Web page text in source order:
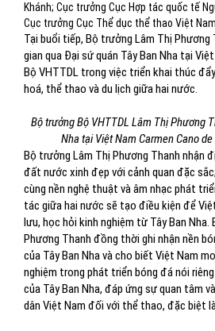
Khánh; Cục trưởng Cục Hợp tác quốc tế
Cục trưởng Cục Thể dục thể thao Việt Nam
Tại buổi tiếp, Bộ trưởng Lâm Thị
gian qua Đại sứ quán Tây Ban Nha tại
Bộ VHTTDL trong việc triển khai thúc
hoá, thể thao và du lịch giữa hai nước.
Bộ trưởng Bộ VHTTDL Lâm Thị Phương
Nha tại Việt Nam Carmen Cano
Bộ trưởng Lâm Thị Phương Thanh nhận
đất nước xinh đẹp với cảnh quan đặc
cùng nền nghệ thuật và âm nhạc phát
tác giữa hai nước sẽ tạo điều kiện để
lưu, học hỏi kinh nghiệm từ Tây Ban Nha.
Phương Thanh đồng thời ghi nhận nền
của Tây Ban Nha và cho biết Việt Nam
nghiệm trong phát triển bóng đá nói
của Tây Ban Nha, đáp ứng sự quan tâm
dân Việt Nam đối với thể thao, đặc biệt